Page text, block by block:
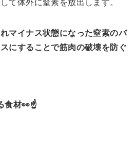
マイナス状態になった窒素のバ
にすることで筋肉の破壊を防ぐ
食材👀☝️